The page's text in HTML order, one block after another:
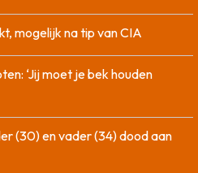
mogelijk na tip van CIA
‘Jij moet je bek houden
(30) en vader (34) dood aan